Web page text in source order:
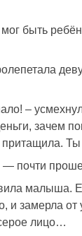
быть
–
зачем
притащила.
почти
малыша.
и замерла от
лицо…